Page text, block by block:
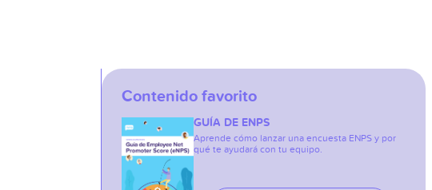
Contenido favorito
GUÍA DE ENPS
Aprende cómo lanzar una encuesta ENPS y por
qué te ayudará con tu equipo.